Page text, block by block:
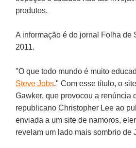
produtos.
A informação é do jornal Folha de
2011.
"O que todo mundo é muito
Steve Jobs." Com esse título, o
Gawker, que provocou a renúncia
republicanoChristopher Lee ao
enviada a um site de namoros,
revelam um lado mais sombrio de